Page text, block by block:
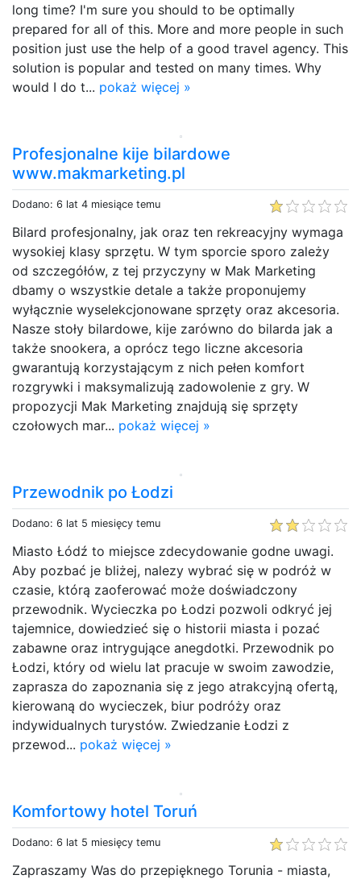
long time? I'm sure you should to be optimally
prepared for all of this. More and more people in such
position just use the help of a good travel agency. This
solution is popular and tested on many times. Why
would I do t... pokaż więcej »
Profesjonalne kije bilardowe
www.makmarketing.pl
Dodano: 6 lat 4 miesiące temu
Bilard profesjonalny, jak oraz ten rekreacyjny wymaga
wysokiej klasy sprzętu. W tym sporcie sporo zależy
od szczegółów, z tej przyczyny w Mak Marketing
dbamy o wszystkie detale a także proponujemy
wyłącznie wyselekcjonowane sprzęty oraz akcesoria.
Nasze stoły bilardowe, kije zarówno do bilarda jak a
także snookera, a oprócz tego liczne akcesoria
gwarantują korzystającym z nich pełen komfort
rozgrywki i maksymalizują zadowolenie z gry. W
propozycji Mak Marketing znajdują się sprzęty
czołowych mar... pokaż więcej »
Przewodnik po Łodzi
Dodano: 6 lat 5 miesięcy temu
Miasto Łódź to miejsce zdecydowanie godne uwagi.
Aby pozbać je bliżej, nalezy wybrać się w podróż w
czasie, którą zaoferować może doświadczony
przewodnik. Wycieczka po Łodzi pozwoli odkryć jej
tajemnice, dowiedzieć się o historii miasta i pozać
zabawne oraz intrygujące anegdotki. Przewodnik po
Łodzi, który od wielu lat pracuje w swoim zawodzie,
zaprasza do zapoznania się z jego atrakcyjną ofertą,
kierowaną do wycieczek, biur podróży oraz
indywidualnych turystów. Zwiedzanie Łodzi z
przewod... pokaż więcej »
Komfortowy hotel Toruń
Dodano: 6 lat 5 miesięcy temu
Zapraszamy Was do przepięknego Torunia - miasta,